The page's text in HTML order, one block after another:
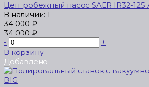
Центробежный насос SAER IR32-125
В наличии: 1
34 000 ₽
34 000 ₽
-
+
В корзину
Добавлено